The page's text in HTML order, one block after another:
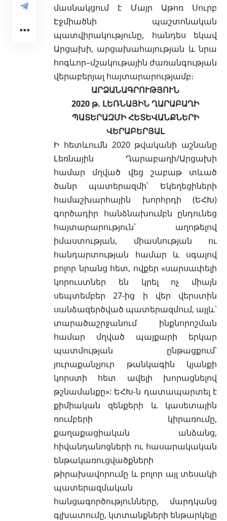
մասնակցում է Մայր Աթոռ Սուրբ
Էջմիածնի պաշտոնական
պատվիրակությունը, հանդես եկավ
Արցախի, արցախահայության և նրա
հոգևոր–մշակութային ժառանգության
վերաբերյալ հայտարարությամբ։
ԱՐՁԱՆԱԳՐՈՒԹՅՈՒՆ
2020 թ. ԼԵՌՆԱՅԻՆ ՂԱՐԱԲԱՂԻ
ՊԱՏԵՐԱԶՄԻ ՀԵՏԵՎԱՆՔՆԵՐԻ
ՎԵՐԱԲԵՐՅԱԼ
Ի հետևումն 2020 թվականի աշնանը
Լեռնային Ղարաբաղի/Արցախի
համար մղված վեց շաբաթ տևած
ծանր պատերազմի՝ Եկեղեցիների
համաշխարհային խորհրդի (ԵՀԽ)
գործադիր հանձնախումբն ընդունեց
հայտարարություն՝ աղոթելով
իմաստության, միասնության ու
հանդարտության համար և սգալով
բոլոր նրանց հետ, ովքեր «սարսափելի
կորուստներ են կրել ոչ միայն
սեպտեմբեր 27-ից ի վեր վերստին
սանձազերծված պատերազմում, այլև՝
տարածաշրջանում ինքնորոշման
համար մղված պայքարի երկար
պատմության ընթացքում՝
յուրաքանչյուր թանկագին կյանքի
կորստի հետ ավելի խորացնելով
թշնամանքը»: ԵՀԽ-ն դատապարտել է
քիմիական զենքերի և կասետային
ռումբերի կիրառումը,
քաղաքացիական անձանց,
հիվանդանոցների ու հասարակական
ենթակառուցվածքների
թիրախավորումը և բոլոր այլ տեսակի
պատերազմական
հանցագործությունները, մարդկանց
գլխատումը, կտտանքների ենթարկելը